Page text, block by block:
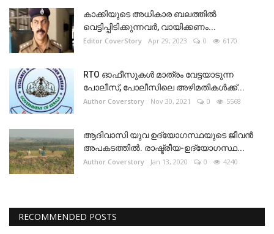
കാക്കിയുടെ അധികാര ബലത്തിൽ
വെട്ടിപ്പിടിക്കുന്നവർ, വായിക്കണം...
Editor CoverStory Apr 29, 2023 0 6170
RTO ഓഫീസുകൾ മാത്രം വേട്ടയാടുന്ന
പോലീസ്, പോലീസിലെ അഴിമതികൾക്ക്...
Author Coverstory Nov 30, 2021 0 5568
ആദിവാസി യുവ ഉദ്യോഗസ്ഥയുടെ ജീവൻ
അപകടത്തിൽ. രാഷ്ട്രീയ-ഉദ്യോഗസ്ഥ...
Author Coverstory Jan 13, 2020 0 4240
RECOMMENDED POSTS